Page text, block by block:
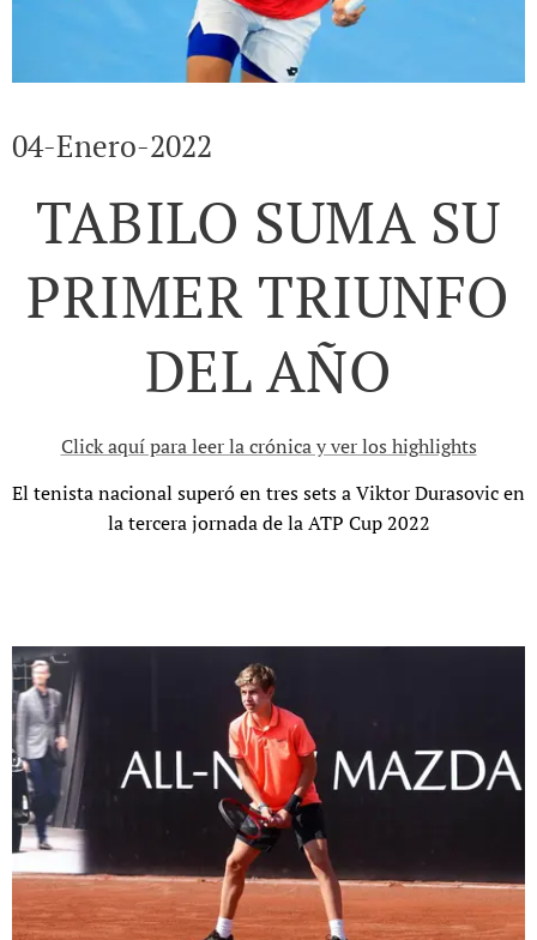
04-Enero-2022
TABILO SUMA SU
PRIMER TRIUNFO
DEL AÑO
Click aquí para leer la crónica y ver los highlights
El tenista nacional superó en tres sets a Viktor Durasovic en
la tercera jornada de la ATP Cup 2022